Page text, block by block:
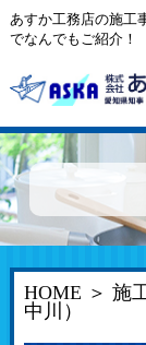
あすか工務店の施工
でなんでもご紹介！
HOME ＞施
中川）